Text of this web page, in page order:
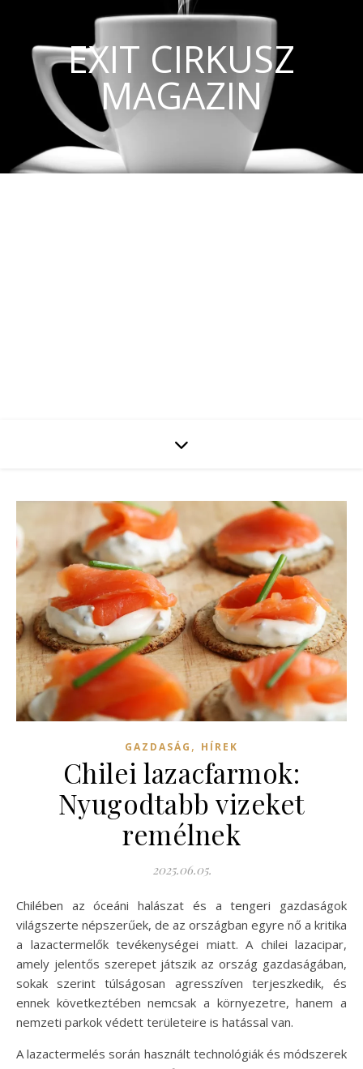
EXIT CIRKUSZ
MAGAZIN
GAZDASÁG , HÍREK
Chilei lazacfarmok:
Nyugodtabb vizeket
remélnek
2025.06.05.
Chilében az óceáni halászat és a tengeri gazdaságok
világszerte népszerűek, de az országban egyre nő a kritika
a lazactermelők tevékenységei miatt. A chilei lazacipar,
amely jelentős szerepet játszik az ország gazdaságában,
sokak szerint túlságosan agresszíven terjeszkedik, és
ennek következtében nemcsak a környezetre, hanem a
nemzeti parkok védett területeire is hatással van.
A lazactermelés során használt technológiák és módszerek